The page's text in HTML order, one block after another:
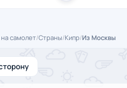
самолет/Страны/Кипр/Из Москвы